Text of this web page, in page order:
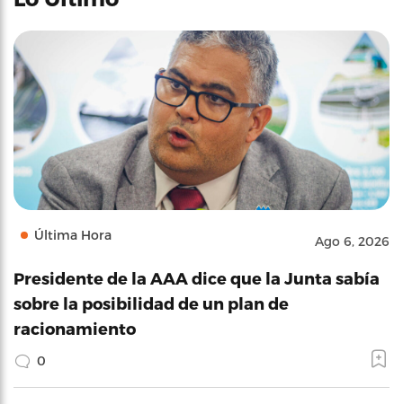
Última Hora Ago 6, 2026
Presidente de la AAA dice que la Junta sabía
sobre la posibilidad de un plan de
racionamiento
0